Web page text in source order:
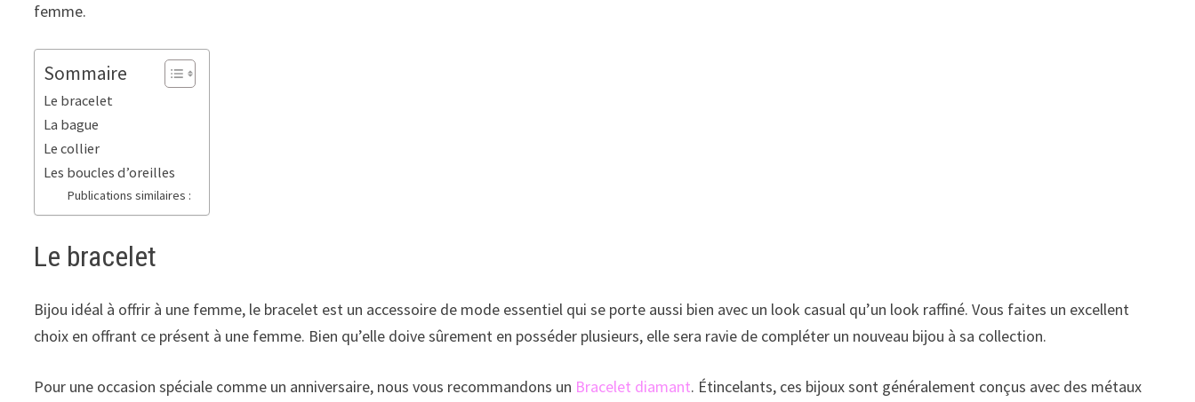
femme.
Sommaire
Le bracelet
La bague
Le collier
Les boucles d’oreilles
Publications similaires :
Le bracelet
Bijou idéal à offrir à une femme, le bracelet est un accessoire de mode essentiel qui se porte aussi bien avec un look casual qu’un look raffiné. Vous faites un excellent
choix en offrant ce présent à une femme. Bien qu’elle doive sûrement en posséder plusieurs, elle sera ravie de compléter un nouveau bijou à sa collection.
Pour une occasion spéciale comme un anniversaire, nous vous recommandons un Bracelet diamant. Étincelants, ces bijoux sont généralement conçus avec des métaux